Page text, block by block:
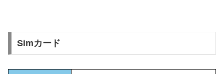
Simカード